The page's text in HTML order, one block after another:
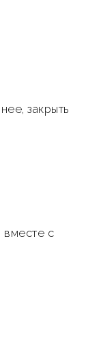
закрыть
вместе с